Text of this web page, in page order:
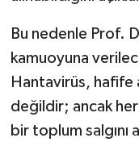
Bu nedenle Prof.
kamuoyuna
Hantavirüs, hafife
değildir; ancak her
bir toplum salgını